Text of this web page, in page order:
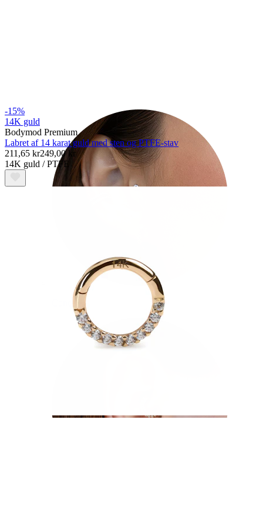
-15%
14K guld
Bodymod Premium
Labret af 14 karat guld med sten og PTFE-stav
211,65 kr249,00 kr
14K guld / PTFE